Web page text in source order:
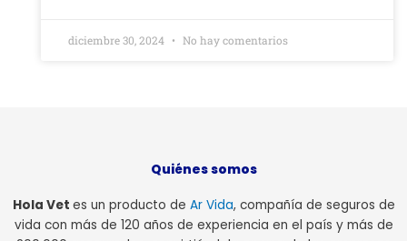
diciembre 30, 2024 No hay comentarios
Quiénes somos
Hola Vet es un producto de Ar Vida, compañía de seguros de
vida con más de 120 años de experiencia en el país y más de